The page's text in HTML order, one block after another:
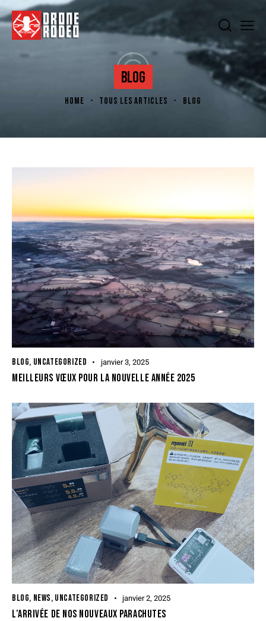
BLOG
HOME TOUS LES ARTICLES BLOG
BLOG, UNCATEGORIZED janvier 3, 2025
MEILLEURS VŒUX POUR LA NOUVELLE ANNÉE 2025
BLOG, NEWS, UNCATEGORIZED janvier 2, 2025
L’ARRIVÉE DE NOS NOUVEAUX PARACHUTES